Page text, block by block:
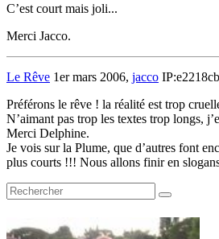
C’est court mais joli...
Merci Jacco.
Le Rêve 1er mars 2006, jacco
Préférons le rêve ! la réalité est trop
N’aimant pas trop les textes trop longs,
Merci Delphine.
Je vois sur la Plume, que d’autres font
plus courts !!! Nous allons finir en